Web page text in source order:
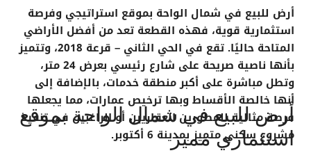
أرض للبيع في شمال الواحة بموقع استراتيجي وفرصة
استثمارية قوية، فهذه القطعة تعد من أفضل الأراضي
المتاحة حاليًا. تقع في الحي الثاني – قرعة 2018
، وتتميز
بأنها ناصية صريحة على شارع رئيسي بعرض 24 متر
،
وتطل مباشرة على أكبر منطقة خدمات، بالإضافة إلى
أنها خالصة الأقساطوبها ترخيص عمارات، مما يجعلها
فرصة مثالية للمطورين العقاريين أو الراغبين في تنفيذ
مشروع سكني متميز بمدينة 6 أكتوبر.
أرض للبيع في شمال الواحة بموقع
استثماري مميز